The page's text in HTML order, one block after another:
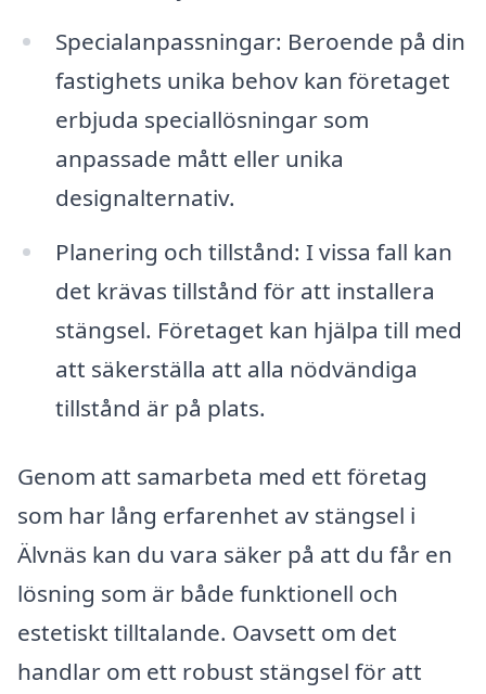
Specialanpassningar: Beroende på din
fastighets unika behov kan företaget
erbjuda speciallösningar som
anpassade mått eller unika
designalternativ.
Planering och tillstånd: I vissa fall kan
det krävas tillstånd för att installera
stängsel. Företaget kan hjälpa till med
att säkerställa att alla nödvändiga
tillstånd är på plats.
Genom att samarbeta med ett företag
som har lång erfarenhet av stängsel i
Älvnäs kan du vara säker på att du får en
lösning som är både funktionell och
estetiskt tilltalande. Oavsett om det
handlar om ett robust stängsel för att